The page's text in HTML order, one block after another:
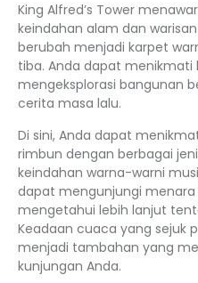
King Alfred’s Tower
keindahan alam dan
berubah menjadi karpet
tiba. Anda dapat menikmati
mengeksplorasi bangunan
cerita masa lalu.
Di sini, Anda dapat
rimbun dengan berbagai
keindahan warna-warni
dapat mengunjungi
mengetahui lebih lanjut
Keadaan cuaca yang sejuk
menjadi tambahan yang
kunjungan Anda.